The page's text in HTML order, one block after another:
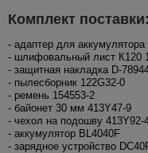
Комплект поставки:
- адаптер для
- шлифовальный лист К120
- защитная накладка D-
- пылесборник 122G32-0
- ремень 154553-2
- байонет 30 мм 413Y47-9
- чехол на подошву 413Y92-
- аккумулятор BL4040F
- зарядное устройство